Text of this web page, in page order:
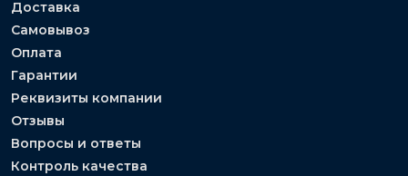
Доставка
Самовывоз
Оплата
Гарантии
Реквизиты компании
Отзывы
Вопросы и ответы
Контроль качества